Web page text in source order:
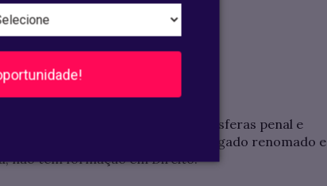
mostra advogados atuando nas esferas penal e
entre duas pessoas: um advogado renomado e
não tem formação em Direito.